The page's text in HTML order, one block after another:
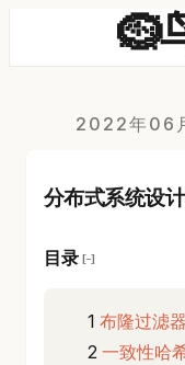
🪹
2022年06
分布式系统设
目录 [−]
布隆过滤器
一致性哈